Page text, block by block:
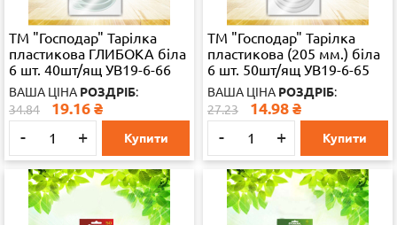
ТМ "Господар" Тарілка
пластикова ГЛИБОКА біла
6 шт. 40шт/ящ УВ19-6-66
ВАША ЦІНА РОЗДРІБ:
34.84
19.16 ₴
- + Купити
ТМ "Господар" Тарілка
пластикова (205 мм.) біла
6 шт. 50шт/ящ УВ19-6-65
ВАША ЦІНА РОЗДРІБ:
27.23
14.98 ₴
- + Купити